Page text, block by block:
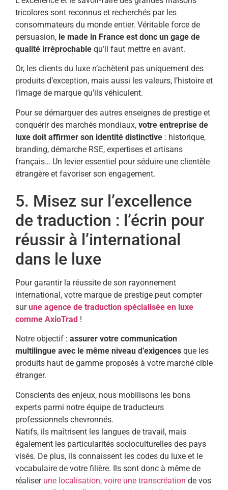
tricolores sont reconnus et recherchés par les
consommateurs du monde entier. Véritable force de
persuasion, le made in France est donc un gage de
qualité irréprochable qu’il faut mettre en avant.
Or, les clients du luxe n’achètent pas uniquement des
produits d’exception, mais aussi les valeurs, l’histoire et
l’image de marque qu’ils véhiculent.
Pour se démarquer des autres enseignes de prestige et
conquérir des marchés mondiaux, votre entreprise de
luxe doit affirmer son identité distinctive : historique,
branding, démarche RSE, expertises et artisans
français… Un levier essentiel pour séduire une clientèle
étrangère et favoriser son engagement.
5. Misez sur l’excellence
de traduction : l’écrin pour
réussir à l’international
dans le luxe
Pour garantir la réussite de son rayonnement
international, votre marque de prestige peut compter
surune agence de traduction spécialisée en luxe
comme AxioTrad !
Notre objectif : assurer votre communication
multilingue avec le même niveau d’exigences que les
produits haut de gamme proposés à votre marché cible
étranger.
Conscients des enjeux, nous mobilisons les bons
experts parmi notre équipe de traducteurs
professionnels chevronnés.
Natifs, ils maîtrisent les langues de travail, mais
également les particularités socioculturelles des pays
visés. De plus, ils connaissent les codes du luxe et le
vocabulaire de votre filière. Ils sont donc à même de
réaliser une localisation, voire une transcréation de vos